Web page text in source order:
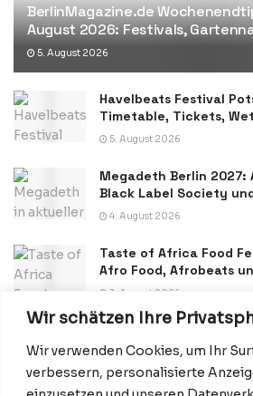
Wir schätzen Ihre
Wir verwenden Cookies, um Ihr
verbessern, personalisierte
BerlinMagazine.de
August 2026: Festivals,
5. August 2026
Havelbeats Festival
Timetable, Tickets,
5. August 2026
Megadeth Berlin 2027:
Black Label Society
4. August 2026
Taste of Africa Food
Afro Food, Afrobeats
3. August 2026